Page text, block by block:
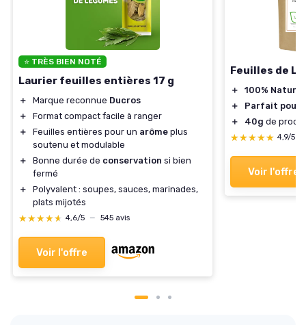
⭐ TRÈS BIEN NOTÉ
Laurier feuilles entières 17 g
＋ Marque reconnue Ducros
＋
Format compact facile à ranger
＋
Feuilles entières pour un arôme plus
soutenu et modulable
＋
Bonne durée de conservation si bien
fermé
＋
Polyvalent : soupes, sauces, marinades,
plats mijotés
★★★★★
★★★★★ 4,6/5 — 545 avis
Voir l'offre
Feuilles de
＋
100% Naturel
＋
Parfait pour
＋
40g de
★★★★★
★★★★★ 4,9/5
Voir l'offre